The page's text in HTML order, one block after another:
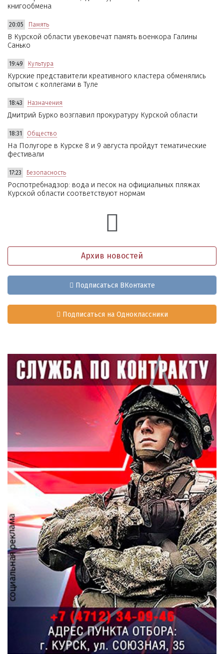
книгообмена
20:05 Память
В Курской области увековечат память военкора Галины
Санько
19:49 Культура
Курские представители креативного кластера обменялись
опытом с коллегами в Туле
18:43 Назначения
Дмитрий Бурко возглавил прокуратуру Курской области
18:31 Общество
На Полугоре в Курске 8 и 9 августа пройдут тематические
фестивали
17:23 Безопасность
Роспотребнадзор: вода и песок на официальных пляжах
Курской области соответствуют нормам
Архив новостей
Подписаться ВКонтакте
Подписаться на Одноклассники